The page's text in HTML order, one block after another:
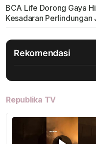
BCA Life Dorong Gaya
Kesadaran Perlindungan
Rekomendasi
Republika TV